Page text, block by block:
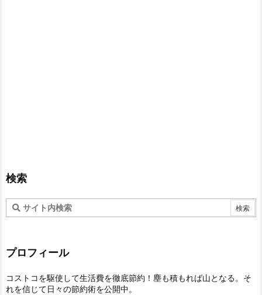
検索
プロフィール
コストコを駆使して生活費を徹底節約！塵も積もれば山となる。そ
れを信じて日々の節約術を公開中。